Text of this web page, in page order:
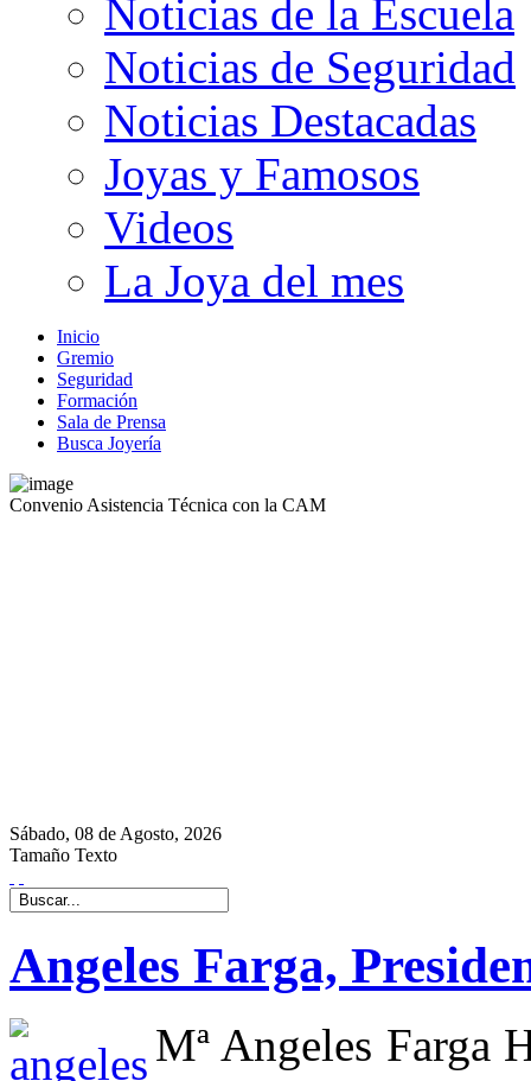
Noticias de la Escuela
Noticias de Seguridad
Noticias Destacadas
Joyas y Famosos
Videos
La Joya del mes
Inicio
Gremio
Seguridad
Formación
Sala de Prensa
Busca Joyería
Convenio Asistencia Técnica con la CAM
Sábado, 08 de Agosto, 2026
Tamaño Texto
Angeles Farga,
Mª Angeles Farga